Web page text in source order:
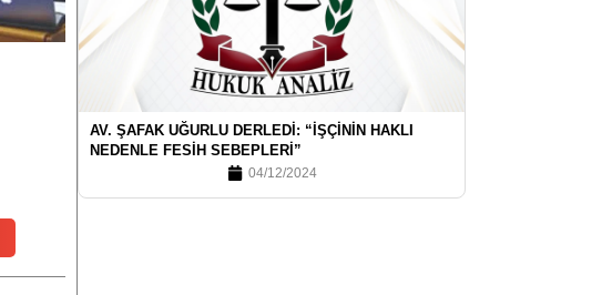
AV. ŞAFAK UĞURLU DERLEDI: “İŞÇININ HAKLI
NEDENLE FESIH SEBEPLERI”
04/12/2024